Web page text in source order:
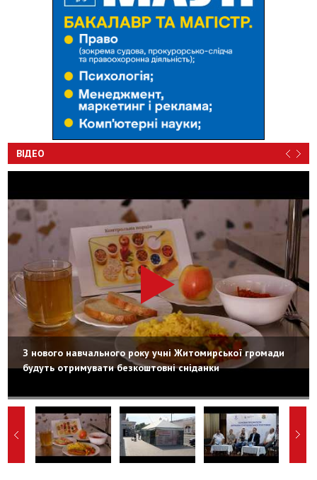
ВІДЕО
З нового навчального року учні Житомирської громади
будуть отримувати безкоштовні сніданки